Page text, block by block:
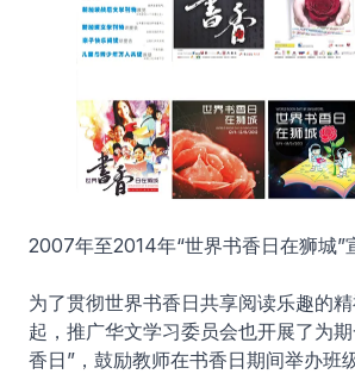
2007年至2014年“世界书香日在狮城”
为了贯彻世界书香日共享阅读乐趣的
起，推广华文学习委员会也开展了为
香日”，鼓励教师在书香日期间举办班